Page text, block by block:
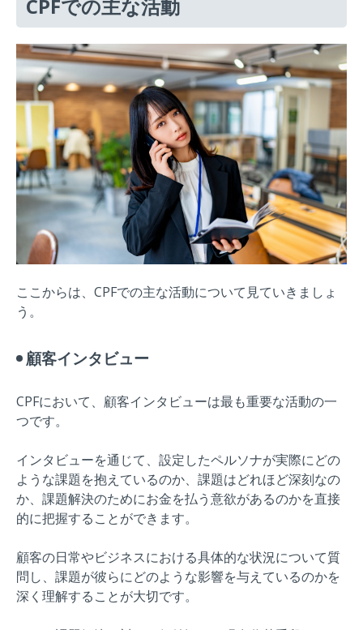
CPFでの主な活動
ここからは、CPFでの主な活動について見ていきましょ
う。
顧客インタビュー
CPFにおいて、顧客インタビューは最も重要な活動の一
つです。
インタビューを通じて、設定したペルソナが実際にどの
ような課題を抱えているのか、課題はどれほど深刻なの
か、課題解決のためにお金を払う意欲があるのかを直接
的に把握することができます。
顧客の日常やビジネスにおける具体的な状況について質
問し、課題が彼らにどのような影響を与えているのかを
深く理解することが大切です。